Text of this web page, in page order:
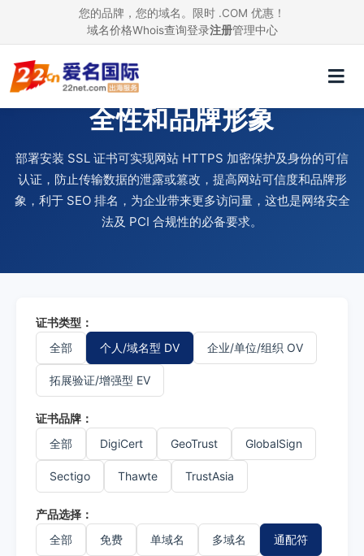
您的品牌，您的域名。限时 .COM 优惠！
域名价格Whois查询登录注册管理中心
使用 SSL 证书，提升网站安
全性和品牌形象
部署安装 SSL 证书可实现网站 HTTPS 加密保护及身份的可信
认证，防止传输数据的泄露或篡改，提高网站可信度和品牌形
象，利于 SEO 排名，为企业带来更多访问量，这也是网络安全
法及 PCI 合规性的必备要求。
证书类型：
全部
个人/域名型 DV 企业/单位/组织 OV
拓展验证/增强型 EV
证书品牌：
全部
DigiCert GeoTrust GlobalSign
Sectigo Thawte TrustAsia
产品选择：
全部
免费 单域名 多域名 通配符